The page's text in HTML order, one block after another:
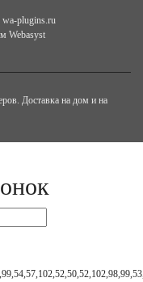
wa-plugins.ru
Webasyst
Доставка на дом и на